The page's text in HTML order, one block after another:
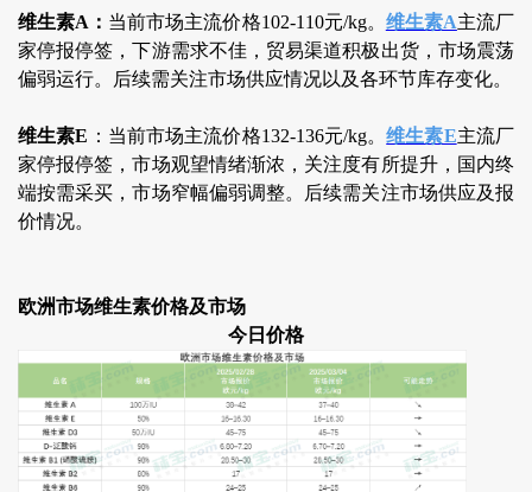
维生素A： 当前市场主流价格102-110元/kg。 维生素A主流厂
家停报停签，下游需求不佳，贸易渠道积极出货，市场震荡
偏弱运行。后续需关注市场供应情况以及各环节库存变化。
维生素E ：当前市场主流价格132-136元/kg。维生素E主流厂
家停报停签，市场观望情绪渐浓，关注度有所提升，国内终
端按需采买，市场窄幅偏弱调整。后续需关注市场供应及报
价情况。
欧洲市场维生素价格及市场
今日价格